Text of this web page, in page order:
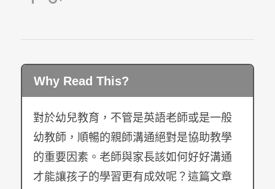
Why Read This?
對於幼兒教育，不管是英語老師或是一般
幼教師，順暢的親師溝通絕對是協助教學
的重要因素。老師與家長該如何好好溝通
才能讓孩子的學習更有成效呢？這篇文章